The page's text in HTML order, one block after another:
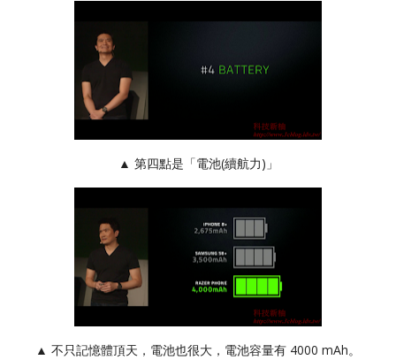
▲ 第四點是「電池(續航力)」
▲ 不只記憶體頂天，電池也很大，電池容量有 4000 mAh。